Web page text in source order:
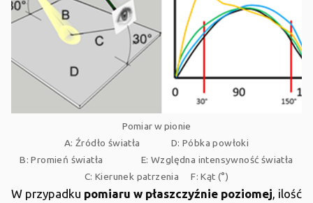
Pomiar w pionie
A: Źródło światła D: Póbka powłoki
B: Promień światła E: Względna intensywność światła
C: Kierunek patrzeniaF: Kąt (°)
W przypadku pomiaru w płaszczyźnie poziomej , ilość